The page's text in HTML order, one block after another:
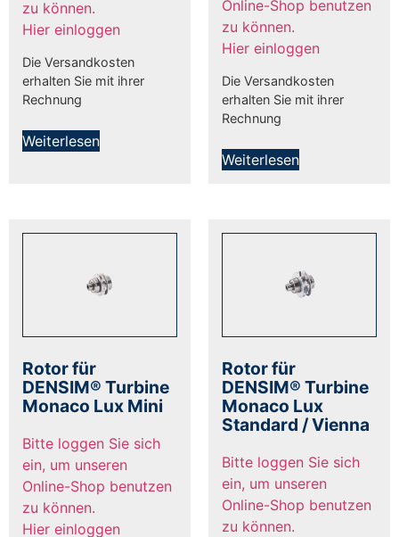
zu können.
Hier einloggen
Die Versandkosten
erhalten Sie mit ihrer
Rechnung
Weiterlesen
Online-Shop benutzen
zu können.
Hier einloggen
Die Versandkosten
erhalten Sie mit ihrer
Rechnung
Weiterlesen
Rotor für
DENSIM® Turbine
Monaco Lux Mini
Bitte loggen Sie sich
ein, um unseren
Online-Shop benutzen
zu können.
Hier einloggen
Rotor für
DENSIM® Turbine
Monaco Lux
Standard / Vienna
Bitte loggen Sie sich
ein, um unseren
Online-Shop benutzen
zu können.